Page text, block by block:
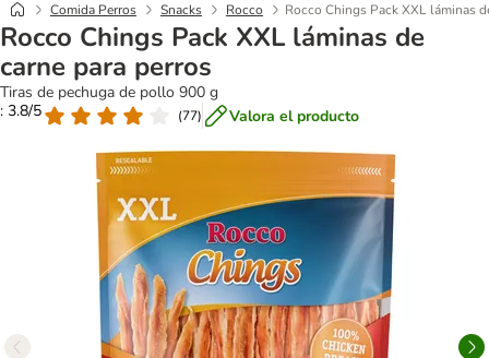
Comida Perros Snacks Rocco Rocco Chings Pack XXL láminas
Rocco Chings Pack XXL láminas de
carne para perros
Tiras de pechuga de pollo 900 g
: 3.8/5
(77) Valora el producto